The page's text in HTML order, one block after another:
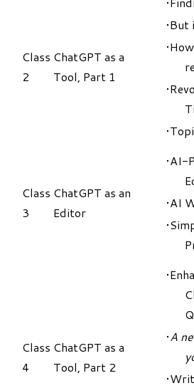
Class
2
​ChatGPT as a
Tool, Part 1
But
Class
3
ChatGPT as an
Editor
AI-
AI
Class
4
ChatGPT as a
Tool, Part 2
A